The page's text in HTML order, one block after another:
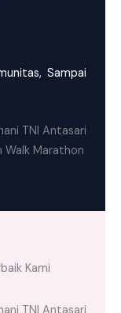
Sampai
Kami